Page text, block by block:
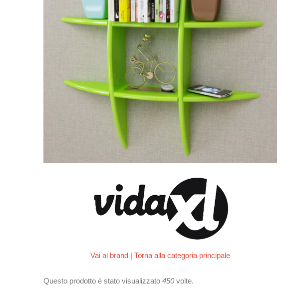
Vai al brand | Torna alla categoria principale
Questo prodotto è stato visualizzato 450volte.